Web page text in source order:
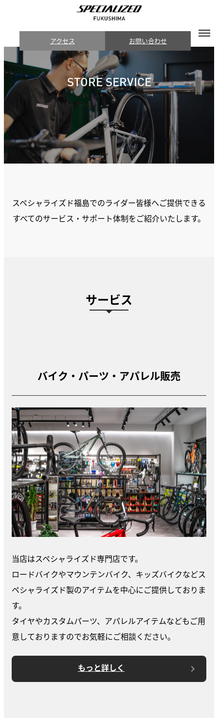
アクセス お問い合わせ
STORE SERVICE
スペシャライズド福島でのライダー皆様へご提供できる
すべてのサービス・サポート体制をご紹介いたします。
サービス
バイク・パーツ・アパレル販売
当店はスペシャライズド専門店です。
ロードバイクやマウンテンバイク、キッズバイクなどス
ペシャライズド製のアイテムを中心にご提供しておりま
す。
タイヤやカスタムパーツ、アパレルアイテムなどもご用
意しておりますのでお気軽にご相談ください。
もっと詳しく